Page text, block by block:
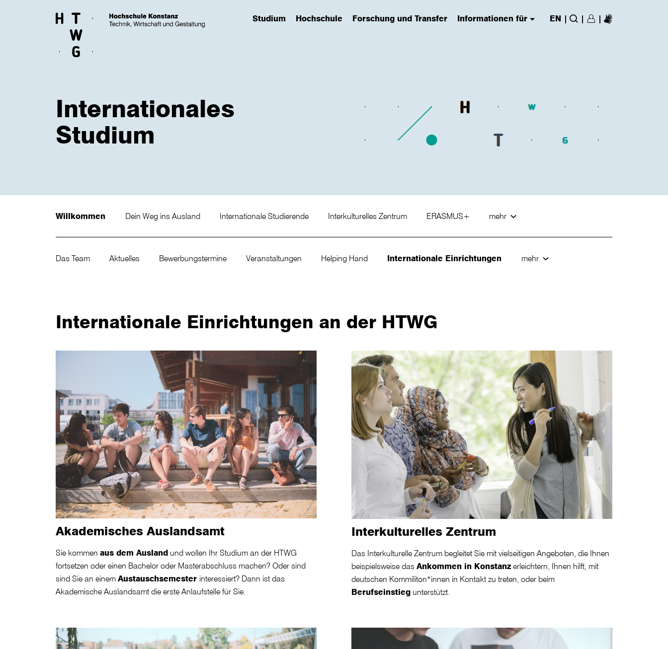
Studium
(has submenu)Hochschule
(has submenu)Forschung und Transfer
(has submenu) Informationen für
(has submenu) EN | Suche
| Login/Register
|
Internationales
Studium
Willkommen Dein Weg ins Ausland Internationale Studierende Interkulturelles Zentrum ERASMUS+ mehr
Das Team Aktuelles Bewerbungstermine Veranstaltungen Helping Hand Internationale Einrichtungen mehr
Internationale Einrichtungen an der HTWG
Akademisches Auslandsamt
Sie kommen aus dem Ausland und wollen Ihr Studium an der HTWG
fortsetzen oder einen Bachelor oder Masterabschluss machen? Oder sind
sind Sie an einem Austauschsemester interessiert? Dann ist das
Akademische Auslandsamt die erste Anlaufstelle für Sie.
Interkulturelles Zentrum
Das Interkulturelle Zentrum begleitet Sie mit vielseitigen Angeboten, die Ihnen
beispielsweise das Ankommen in Konstanzerleichtern, Ihnen hilft, mit
deutschen Kommiliton*innen in Kontakt zu treten, oder beim
Berufseinstieg unterstützt.